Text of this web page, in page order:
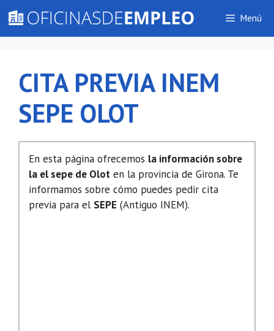
contenido
Menú
CITA PREVIA INEM
SEPE OLOT
En esta página ofrecemos la información sobre
la el sepe de Olot en la provincia de Girona. Te
informamos sobre cómo puedes pedir cita
previa para el SEPE (Antiguo INEM).